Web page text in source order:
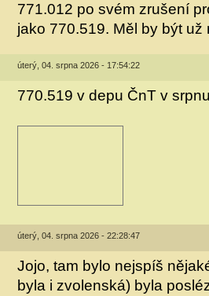
771.012 po svém zrušení
jako 770.519. Měl by být
úterý, 04. srpna 2026 - 17:54:22
770.519 v depu ČnT v
úterý, 04. srpna 2026 - 22:28:47
Jojo, tam bylo nejspíš
byla i zvolenská) byla